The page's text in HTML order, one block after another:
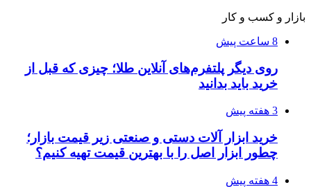
بازار و کسب و کار
8 ساعت پیش
روی دیگر پلتفرم‌های آنلاین طلا؛ چیزی که قبل از
خرید باید بدانید
3 هفته پیش
خرید ابزار آلات دستی و صنعتی زیر قیمت بازار؛
چطور ابزار اصل را با بهترین قیمت تهیه کنیم؟
4 هفته پیش